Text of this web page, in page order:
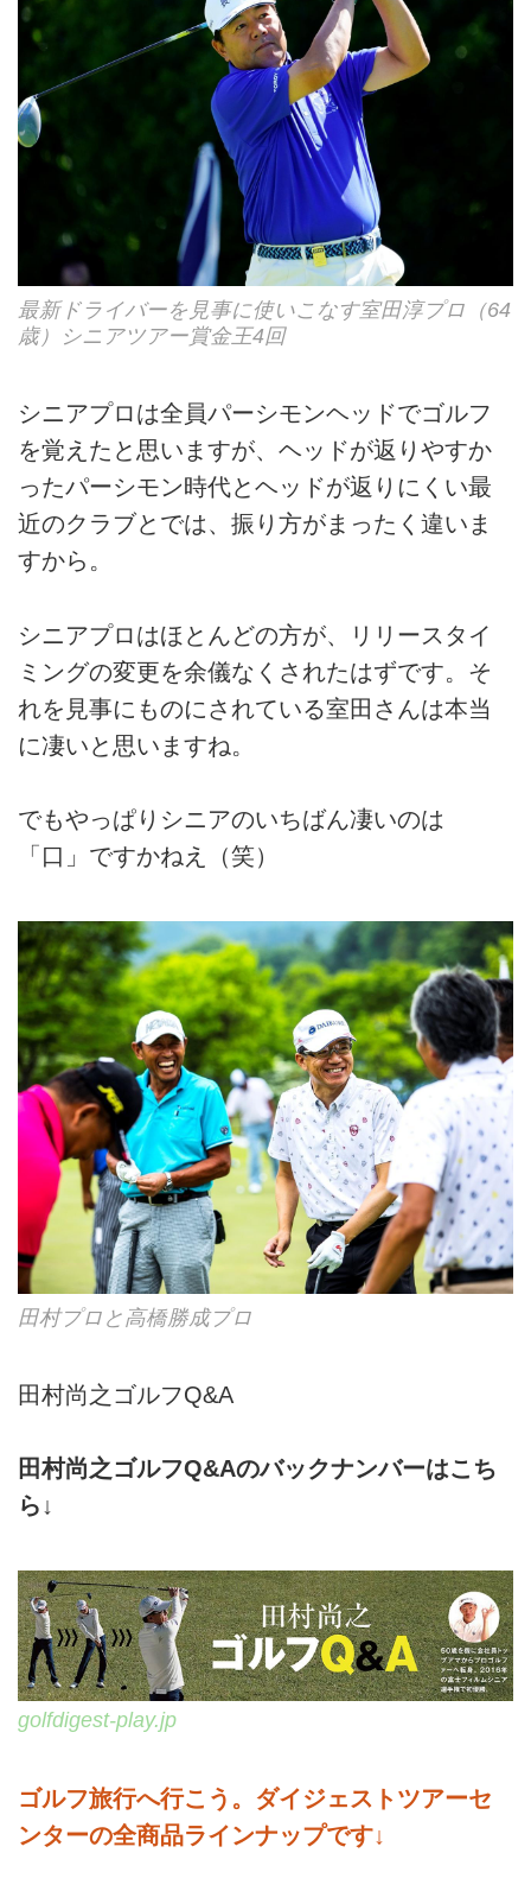
最新ドライバーを見事に使いこなす室田淳プロ（64
歳）シニアツアー賞金王4回
シニアプロは全員パーシモンヘッドでゴルフ
を覚えたと思いますが、ヘッドが返りやすか
ったパーシモン時代とヘッドが返りにくい最
近のクラブとでは、振り方がまったく違いま
すから。
シニアプロはほとんどの方が、リリースタイ
ミングの変更を余儀なくされたはずです。そ
れを見事にものにされている室田さんは本当
に凄いと思いますね。
でもやっぱりシニアのいちばん凄いのは
「口」ですかねえ（笑）
田村プロと高橋勝成プロ
田村尚之ゴルフQ&A
田村尚之ゴルフQ&Aのバックナンバーはこち
ら↓
golfdigest-play.jp
ゴルフ旅行へ行こう。ダイジェストツアーセ
ンターの全商品ラインナップです↓